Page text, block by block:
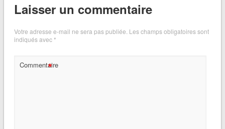
Laisser un commentaire
Votre adresse e-mail ne sera pas publiée. Les champs obligatoires sont
indiqués avec*
Commentaire
*